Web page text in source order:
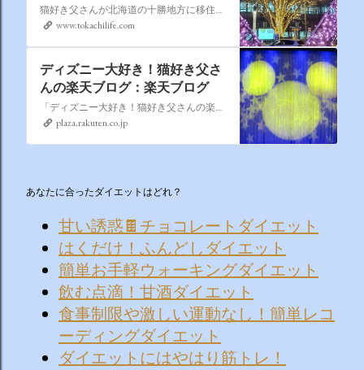
猫好き父さんが北海道の十勝地方に移住しました。なれない北海道の暮らしについてお伝えします。
www.tokachilife.com
ディズニー大好き！猫好き父さ
んの楽天ブログ：楽天ブログ
「ディズニー大好き！猫好き父さんの楽天ブログ」にようこそ！ いろんなブログサービスが廃止になるなか満を持して楽天ブログをはじめようと思います。 よろしくお願いいたします。
plaza.rakuten.co.jp
あなたに合ったダイエットはどれ？
甘い誘惑🍫チョコレートダイエット
はくだけ！ふんどしダイエット
簡単お手軽ウォーキングダイエット
飲む点滴！甘酒ダイエット
食事制限や激しい運動なし！簡単レコ
ーディングダイエット
ダイエットにはやはり筋トレ！